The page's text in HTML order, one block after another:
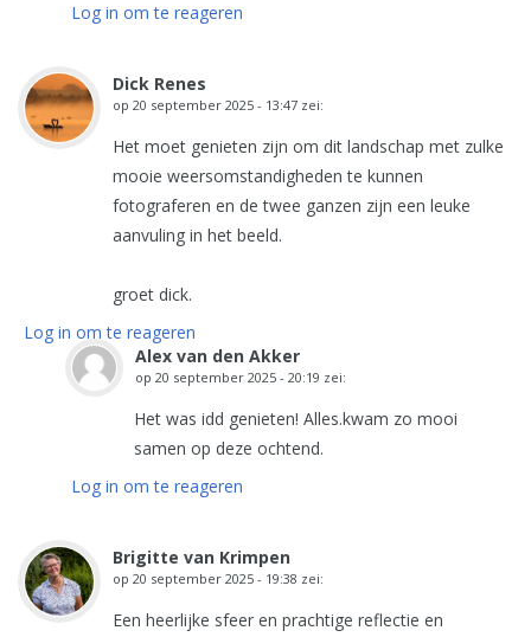
Log in om te reageren
Dick Renes
op 20 september 2025 - 13:47 zei:
Het moet genieten zijn om dit landschap met zulke
mooie weersomstandigheden te kunnen
fotograferen en de twee ganzen zijn een leuke
aanvuling in het beeld.
groet dick.
Log in om te reageren
Alex van den Akker
op 20 september 2025 - 20:19 zei:
Het was idd genieten! Alles.kwam zo mooi
samen op deze ochtend.
Log in om te reageren
Brigitte van Krimpen
op 20 september 2025 - 19:38 zei:
Een heerlijke sfeer en prachtige reflectie en